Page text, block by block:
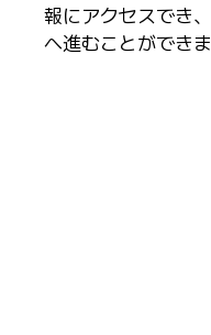
報にアクセスでき
へ進むことができま